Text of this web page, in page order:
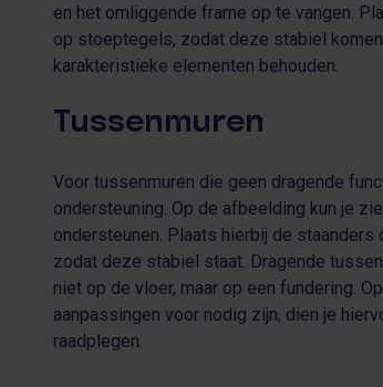
en het omliggende frame op te vangen.
op stoeptegels, zodat deze stabiel
karakteristieke elementen behouden.
Tussenmuren
Voor tussenmuren die geen dragende
ondersteuning. Op de afbeelding kun je
ondersteunen. Plaats hierbij de
zodat deze stabiel staat. Dragende
niet op de vloer, maar op een fundering.
aanpassingen voor nodig zijn, dien je
raadplegen.